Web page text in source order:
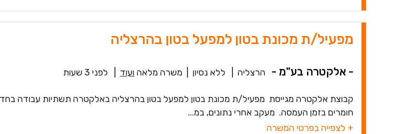
מפעיל/ת מכונת בטון למפעל בטון בהרצליה
- אלקטרה בע"מ - הרצליה ללא נסיון משרה מלאה ועוד לפני 3 שעות
קבוצת אלקטרה מגייסת מפעיל/ת מכונת בטון למפעל בטון בהרצליה באלקטרה תשתיות עבודה
חומרים בזמן העמסה. מעקב אחרי נתונים, במ...
+ לצפייה בפרטי המשרה